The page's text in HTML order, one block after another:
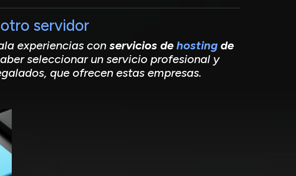
servidor
experiencias con servicios de hosting de
seleccionar un servicio profesional y
que ofrecen estas empresas.